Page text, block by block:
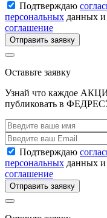
Подтверждаю
персональных данных
соглашение
Отправить заявку
Оставьте заявку
Узнай что каждое
публиковать в
Подтверждаю
персональных данных
соглашение
Отправить заявку